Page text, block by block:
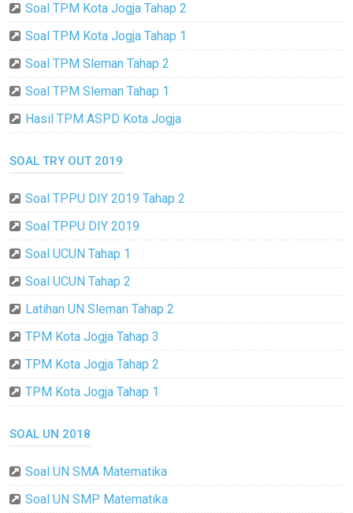
Soal TPM Kota Jogja Tahap 2
Soal TPM Kota Jogja Tahap 1
Soal TPM Sleman Tahap 2
Soal TPM Sleman Tahap 1
Hasil TPM ASPD Kota Jogja
SOAL TRY OUT 2019
Soal TPPU DIY 2019 Tahap 2
Soal TPPU DIY 2019
Soal UCUN Tahap 1
Soal UCUN Tahap 2
Latihan UN Sleman Tahap 2
TPM Kota Jogja Tahap 3
TPM Kota Jogja Tahap 2
TPM Kota Jogja Tahap 1
SOAL UN 2018
Soal UN SMA Matematika
Soal UN SMP Matematika